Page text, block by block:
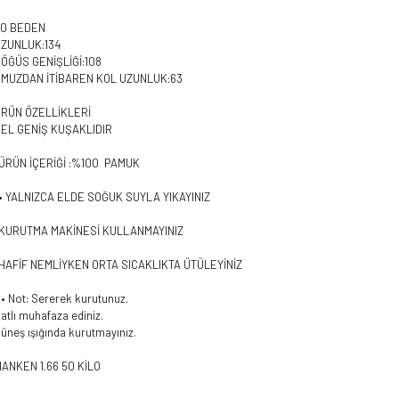
BEDEN
GENİŞLİĞİ:108
İTİBAREN KOL UZUNLUK:63
ÖZELLİKLERİ
GENİŞ KUŞAKLIDIR
İÇERİĞİ :%100 PAMUK
YALNIZCA ELDE SOĞUK SUYLA YIKAYINIZ
MAKİNESİ KULLANMAYINIZ
NEMLİYKEN ORTA SICAKLIKTA ÜTÜLEYİNİZ
⁠Not: Sererek kurutunuz.
muhafaza ediniz.
ışığında kurutmayınız.
1.66 50 KİLO